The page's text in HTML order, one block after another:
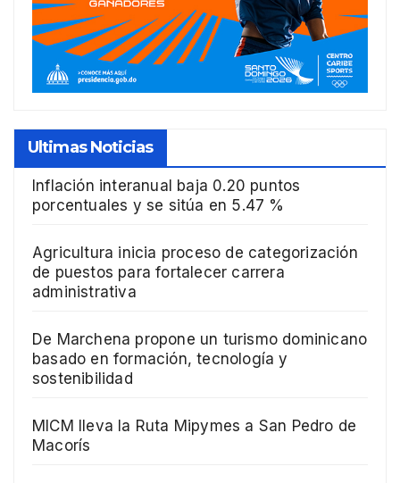
Ultimas Noticias
Inflación interanual baja 0.20 puntos
porcentuales y se sitúa en 5.47 %
Agricultura inicia proceso de categorización
de puestos para fortalecer carrera
administrativa
De Marchena propone un turismo dominicano
basado en formación, tecnología y
sostenibilidad
MICM lleva la Ruta Mipymes a San Pedro de
Macorís